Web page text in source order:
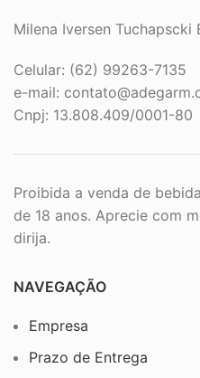
Milena Iversen Tuchapscki
Celular: (62) 99263-7135
e-mail:
Cnpj: 13.808.409/0001-80
Proibida a venda de
de 18 anos. Aprecie com
dirija.
NAVEGAÇÃO
Empresa
Prazo de Entrega